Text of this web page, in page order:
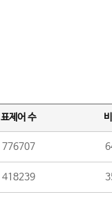
표제어 수
776707
418239